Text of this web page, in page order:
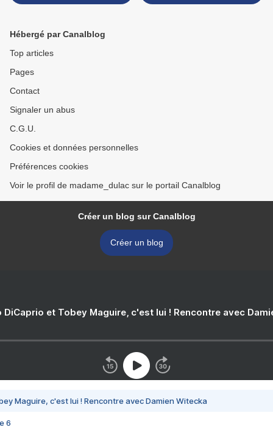
Hébergé par Canalblog
Top articles
Pages
Contact
Signaler un abus
C.G.U.
Cookies et données personnelles
Préférences cookies
Voir le profil de madame_dulac sur le portail Canalblog
Créer un blog sur Canalblog
Créer un blog
DiCaprio et Tobey Maguire, c'est lui ! Rencontre avec
Maguire, c'est lui ! Rencontre avec Damien Witecka
6